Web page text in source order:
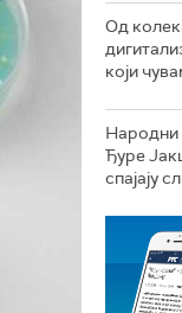
Од
који
Народни
Ђуре
спајају